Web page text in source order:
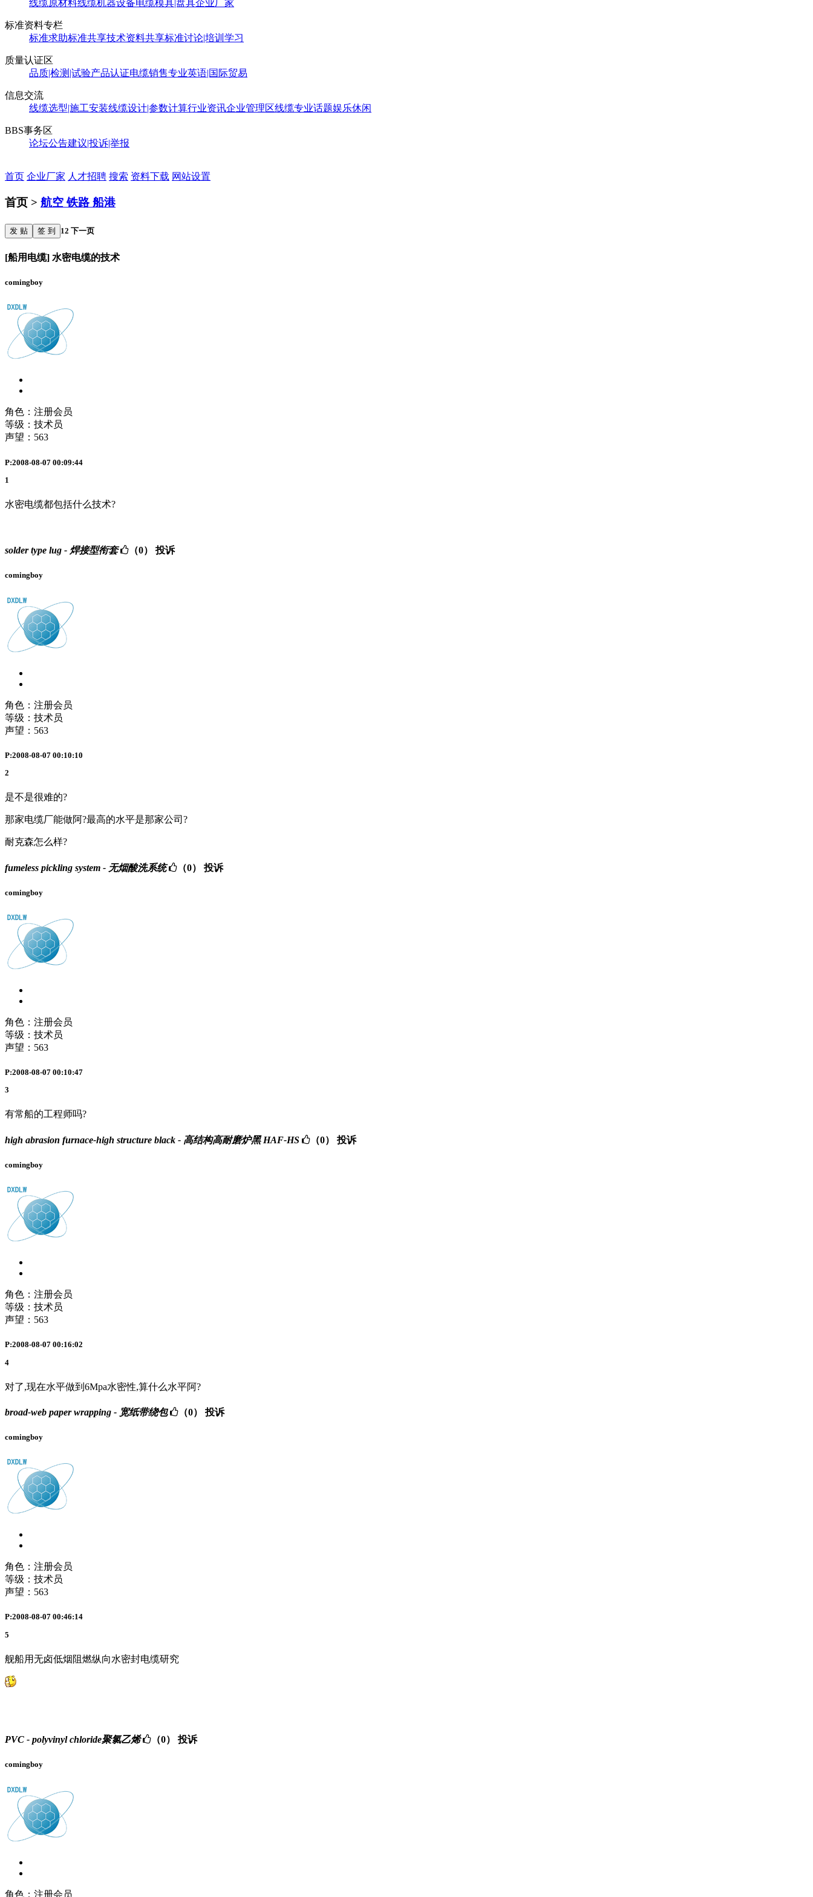
线缆原材料线缆机器设备电缆模具|盘具企业厂家
标准资料专栏
标准求助标准共享技术资料共享标准讨论|培训学习
质量认证区
品质|检测|试验产品认证电缆销售专业英语|国际贸易
信息交流
线缆选型|施工安装线缆设计|参数计算行业资讯企业管理区线缆专业话题娱乐休闲
BBS事务区
论坛公告建议|投诉|举报
首页 企业厂家 人才招聘 搜索 资料下载 网站设置
首页 > 航空 铁路 船港
发 贴 签 到 12 下一页
[船用电缆] 水密电缆的技术
comingboy
角色：注册会员
等级：技术员
声望： 563
P:2008-08-07 00:09:44
1
水密电缆都包括什么技术?
solder type lug - 焊接型衔套 （0） 投诉
comingboy
角色：注册会员
等级：技术员
声望： 563
P:2008-08-07 00:10:10
2
是不是很难的?
那家电缆厂能做阿?最高的水平是那家公司?
耐克森怎么样?
fumeless pickling system - 无烟酸洗系统 （0） 投诉
comingboy
角色：注册会员
等级：技术员
声望： 563
P:2008-08-07 00:10:47
3
有常船的工程师吗?
high abrasion furnace-high structure black - 高结构高耐磨炉黑 HAF-HS （0） 投诉
comingboy
角色：注册会员
等级：技术员
声望： 563
P:2008-08-07 00:16:02
4
对了,现在水平做到6Mpa水密性,算什么水平阿?
broad-web paper wrapping - 宽纸带绕包 （0） 投诉
comingboy
角色：注册会员
等级：技术员
声望： 563
P:2008-08-07 00:46:14
5
舰船用无卤低烟阻燃纵向水密封电缆研究
PVC - polyvinyl chloride聚氯乙烯 （0） 投诉
comingboy
角色：注册会员